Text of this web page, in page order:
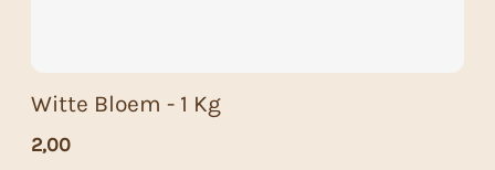
Witte Bloem - 1 Kg
2,00